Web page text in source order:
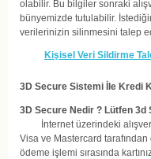
olabilir. Bu bilgiler sonraki
bünyemizde tutulabilir.
verilerinizin silinmesini talep
Kişisel Veri Sildirme
3D Secure Sistemi İle Kredi
3D Secure Nedir ? Lütfen 3d
İnternet üzerindeki
Visa ve Mastercard
ödeme işlemi sırasında